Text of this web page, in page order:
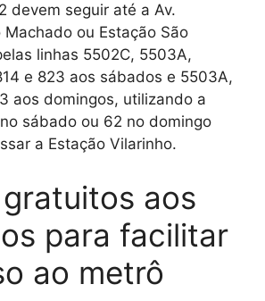
devem seguir até a Av.
Machado ou Estação São
linhas 5502C, 5503A,
e 823 aos sábados e 5503A,
aos domingos, utilizando a
sábado ou 62 no domingo
a Estação Vilarinho.
aos
para facilitar
ao metrô